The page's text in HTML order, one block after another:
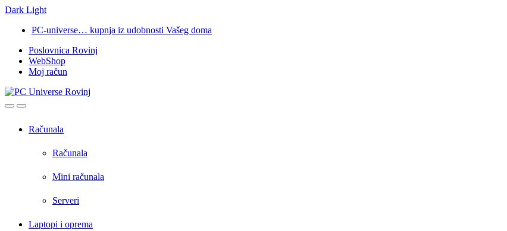
Dark Light
navigation
content
PC-universe… kupnja iz udobnosti Vašeg doma
Poslovnica Rovinj
WebShop
Moj račun
OpenClose
Računala
Računala
Mini računala
Serveri
Laptopi i oprema